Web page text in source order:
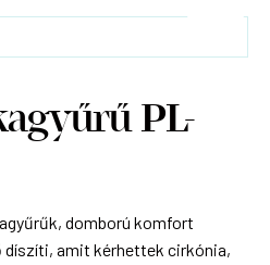
PL-
domború komfort
díszíti, amit kérhettek cirkónia,